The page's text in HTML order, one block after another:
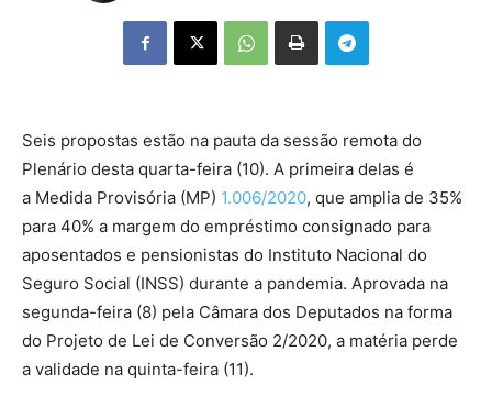
Seis propostas estão na pauta da sessão remota do
Plenário desta quarta-feira (10). A primeira delas é
a Medida Provisória (MP) 1.006/2020, que amplia de 35%
para 40% a margem do empréstimo consignado para
aposentados e pensionistas do Instituto Nacional do
Seguro Social (INSS) durante a pandemia. Aprovada na
segunda-feira (8) pela Câmara dos Deputados na forma
do Projeto de Lei de Conversão 2/2020, a matéria perde
a validade na quinta-feira (11).